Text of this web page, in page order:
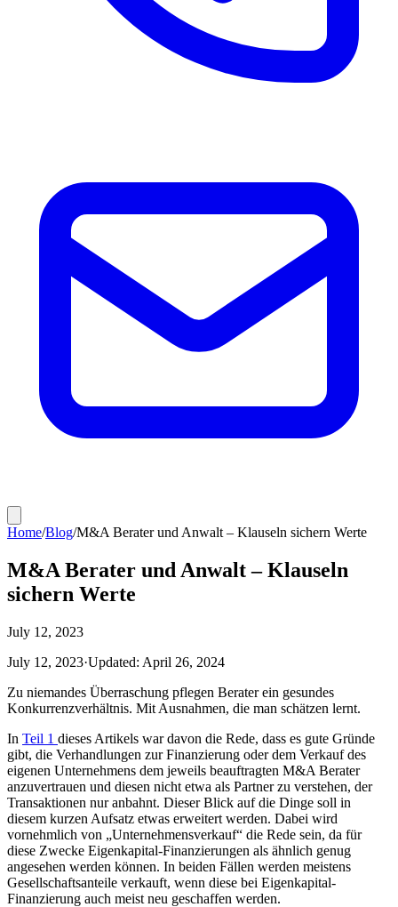
Home/Blog/M&A Berater und Anwalt – Klauseln sichern Werte
M&A Berater und Anwalt – Klauseln
sichern Werte
July 12, 2023
July 12, 2023·Updated: April 26, 2024
Zu niemandes Überraschung pflegen Berater ein gesundes
Konkurrenzverhältnis. Mit Ausnahmen, die man schätzen lernt.
In Teil 1 dieses Artikels war davon die Rede, dass es gute Gründe
gibt, die Verhandlungen zur Finanzierung oder dem Verkauf des
eigenen Unternehmens dem jeweils beauftragten M&A Berater
anzuvertrauen und diesen nicht etwa als Partner zu verstehen, der
Transaktionen nur anbahnt. Dieser Blick auf die Dinge soll in
diesem kurzen Aufsatz etwas erweitert werden. Dabei wird
vornehmlich von „Unternehmensverkauf“ die Rede sein, da für
diese Zwecke Eigenkapital-Finanzierungen als ähnlich genug
angesehen werden können. In beiden Fällen werden meistens
Gesellschaftsanteile verkauft, wenn diese bei Eigenkapital-
Finanzierung auch meist neu geschaffen werden.